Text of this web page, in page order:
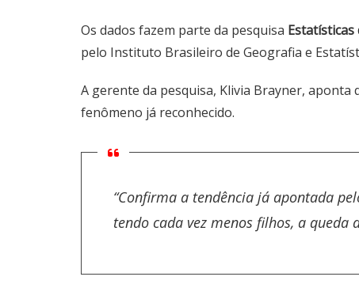
Os dados fazem parte da pesquisa Estatísticas
pelo Instituto Brasileiro de Geografia e
A gerente da pesquisa, Klivia Brayner,
fenômeno já reconhecido.
“Confirma a tendência já apontada
tendo cada vez menos filhos, a queda